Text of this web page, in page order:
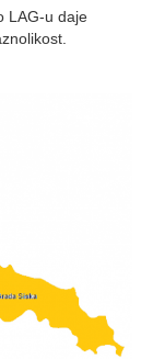
LAG-u daje